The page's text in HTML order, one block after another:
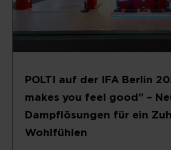
POLTI auf der IFA Berlin
makes you feel good” –
Dampflösungen für ein
Wohlfühlen